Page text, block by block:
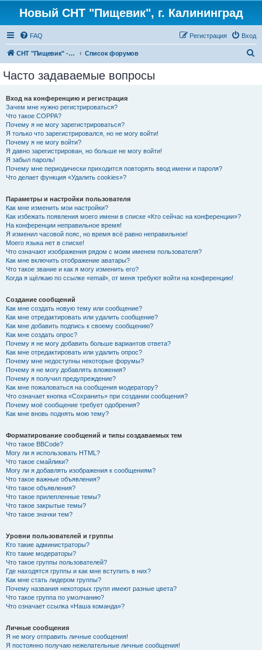
Новый СНТ "Пищевик", г. Калининград
FAQ Вход
Регистрация
СНТ "Пищевик" - возвращение на Главную страницу Список форумов
Часто задаваемые вопросы
Вход на конференцию и регистрация
Зачем мне нужно регистрироваться?
Что такое COPPA?
Почему я не могу зарегистрироваться?
Я только что зарегистрировался, но не могу войти!
Почему я не могу войти?
Я давно зарегистрирован, но больше не могу войти!
Я забыл пароль!
Почему мне периодически приходится повторять ввод имени и пароля?
Что делает функция «Удалить cookies»?
Параметры и настройки пользователя
Как мне изменить мои настройки?
Как избежать появления моего имени в списке «Кто сейчас на конференции»?
На конференции неправильное время!
Я изменил часовой пояс, но время всё равно неправильное!
Моего языка нет в списке!
Что означают изображения рядом с моим именем пользователя?
Как мне включить отображение аватары?
Что такое звание и как я могу изменить его?
Когда я щёлкаю по ссылке «email», от меня требуют войти на конференцию!
Создание сообщений
Как мне создать новую тему или сообщение?
Как мне отредактировать или удалить сообщение?
Как мне добавить подпись к своему сообщению?
Как мне создать опрос?
Почему я не могу добавить больше вариантов ответа?
Как мне отредактировать или удалить опрос?
Почему мне недоступны некоторые форумы?
Почему я не могу добавлять вложения?
Почему я получил предупреждение?
Как мне пожаловаться на сообщения модератору?
Что означает кнопка «Сохранить» при создании сообщения?
Почему моё сообщение требует одобрения?
Как мне вновь поднять мою тему?
Форматирование сообщений и типы создаваемых тем
Что такое BBCode?
Могу ли я использовать HTML?
Что такое смайлики?
Могу ли я добавлять изображения к сообщениям?
Что такое важные объявления?
Что такое объявления?
Что такое прилепленные темы?
Что такое закрытые темы?
Что такое значки тем?
Уровни пользователей и группы
Кто такие администраторы?
Кто такие модераторы?
Что такое группы пользователей?
Где находятся группы и как мне вступить в них?
Как мне стать лидером группы?
Почему названия некоторых групп имеют разные цвета?
Что такое группа по умолчанию?
Что означает ссылка «Наша команда»?
Личные сообщения
Я не могу отправить личные сообщения!
Я постоянно получаю нежелательные личные сообщения!